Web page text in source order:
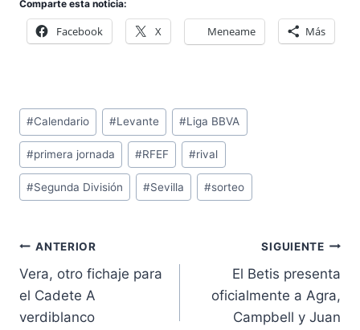
Comparte esta noticia:
Facebook X Meneame Más
Etiquetas
de
la
entrada:
#Calendario #Levante #Liga BBVA
#primera jornada #RFEF #rival
#Segunda División #Sevilla #sorteo
Navegación
de
entradas
ANTERIOR
Vera, otro fichaje para
el Cadete A
verdiblanco
SIGUIENTE
El Betis presenta
oficialmente a Agra,
Campbell y Juan